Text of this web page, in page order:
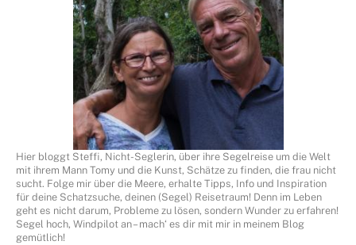
Hier bloggt Steffi, Nicht-Seglerin, über ihre Segelreise um die Welt
mit ihrem Mann Tomy und die Kunst, Schätze zu finden, die frau nicht
sucht. Folge mir über die Meere, erhalte Tipps, Info und Inspiration
für deine Schatzsuche, deinen (Segel) Reisetraum! Denn im Leben
geht es nicht darum, Probleme zu lösen, sondern Wunder zu erfahren!
Segel hoch, Windpilot an – mach‘ es dir mit mir in meinem Blog
gemütlich!